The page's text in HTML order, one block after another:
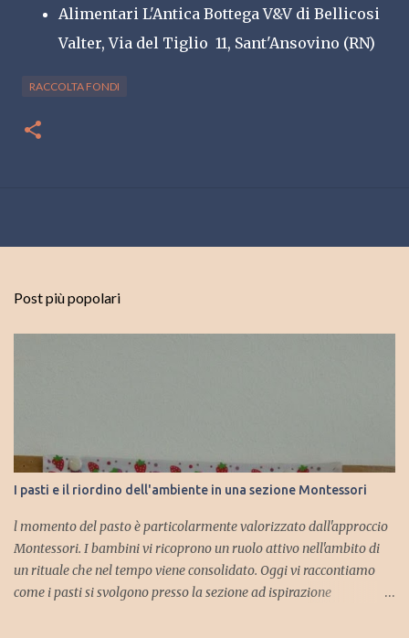
Alimentari L'Antica Bottega V&V di Bellicosi
Valter, Via del Tiglio 11, Sant'Ansovino (RN)
RACCOLTA FONDI
Post più popolari
I pasti e il riordino dell'ambiente in una sezione Montessori
l momento del pasto è particolarmente valorizzato dall'approccio
Montessori. I bambini vi ricoprono un ruolo attivo nell'ambito di
un rituale che nel tempo viene consolidato. Oggi vi raccontiamo
come i pasti si svolgono presso la sezione ad ispirazione